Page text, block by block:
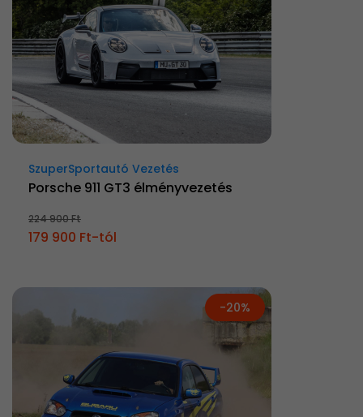
SzuperSportautó Vezetés
Porsche 911 GT3 élményvezetés
224 900 Ft
179 900 Ft-tól
-20%